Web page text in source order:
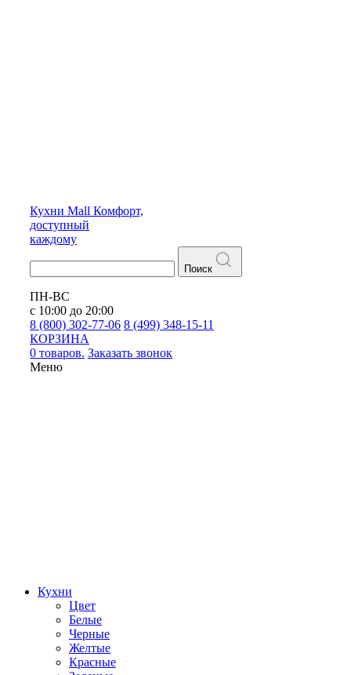
Кухни Mall Комфорт,
доступный
каждому
Поиск
ПН-ВС
с 10:00 до 20:00
8 (800) 302-77-06 8 (499) 348-15-11
КОРЗИНА
0 товаров. Заказать звонок
Меню
Кухни
Цвет
Белые
Черные
Желтые
Красные